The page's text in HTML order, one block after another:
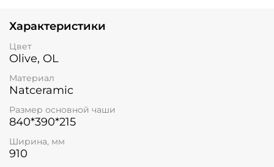
Характеристики
Цвет
Olive, OL
Материал
Natceramic
Размер основной чаши
840*390*215
Ширина, мм
910